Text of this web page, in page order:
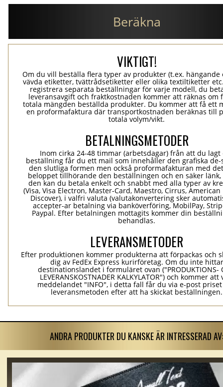
Beräkna
VIKTIGT!
Om du vill beställa flera typer av produkter (t.ex. hängande
vävda etiketter, tvättrådsetiketter eller olika textiltiketter
registrera separata beställningar för varje modell, du
leveransavgift och fraktkostnaden kommer att räknas om
totala mängden beställda produkter. Du kommer att få ett
en proformafaktura där transportkostnaden beräknas till
totala volym/vikt.
BETALNINGSMETODER
Inom cirka 24-48 timmar (arbetsdagar) från att du
beställning får du ett mail som innehåller den grafiska
den slutliga formen men också proformafakturan med
beloppet tillhörande den beställningen och en säker länk,
den kan du betala enkelt och snabbt med alla typer av
(Visa, Visa Electron, Master-Card, Maestro, Cirrus, American
Discover), i valfri valuta (valutakonvertering sker
accepter-ar betalning via banköverföring, MobilPay,
Paypal. Efter betalningen mottagits kommer din
behandlas.
LEVERANSMETODER
Efter produktionen kommer produkterna att förpackas och
dig av FedEx Express kurirföretag. Om du inte hittar
destinationslandet i formuläret ovan ("PRODUKTIONS-
LEVERANSKOSTNADER KALKYLATOR") och kommer att
meddelandet "INFO", i detta fall får du via e-post
leveransmetoden efter att ha skickat beställningen.
ANDRA PRODUKTER DU KANSKE ÄR INTRESSERAD